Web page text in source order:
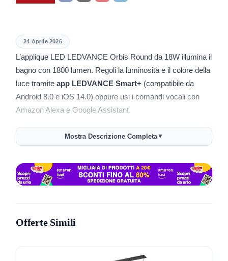
24 Aprile 2026
L’applique LED LEDVANCE Orbis Round da 18W illumina il
bagno con 1800 lumen. Regoli la luminosità e il colore della
luce tramite app LEDVANCE Smart+ (compatibile da
Android 8.0 e iOS 14.0) oppure usi i comandi vocali con
Amazon Alexa e Google Assistant.
La temperatura colore varia da 3000K (luce calda) a 6500K
(luce fredda). Adatti l’atmosfera alle diverse attività: luce
certificazione IP44 protegge da schizzi d’acqua e la rende
adatta agli ambienti umidi.
moderno. La lunghezza è di 48 cm. Monti l’applique a
Mostra Descrizione Completa▼
Offerte Simili